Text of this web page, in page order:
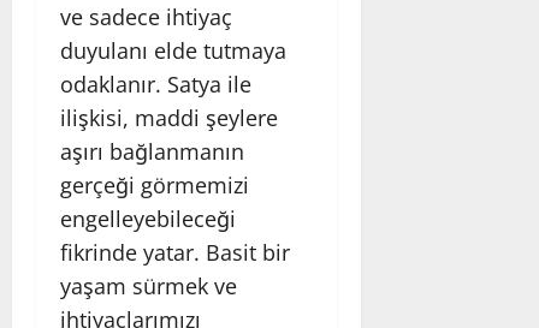
ve sadece ihtiyaç
duyulanı elde tutmaya
odaklanır. Satya ile
ilişkisi, maddi şeylere
aşırı bağlanmanın
gerçeği görmemizi
engelleyebileceği
fikrinde yatar. Basit bir
yaşam sürmek ve
ihtiyaçlarımızı